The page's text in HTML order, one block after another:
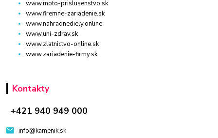
www.moto-prislusenstvo.sk
www.firemne-zariadenie.sk
www.nahradnediely.online
www.uni-zdrav.sk
www.zlatnictvo-online.sk
www.zariadenie-firmy.sk
Kontakty
+421 940 949 000
info@kamenik.sk